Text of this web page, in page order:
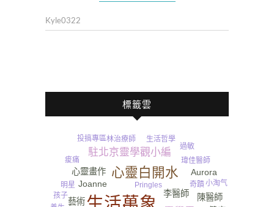
Kyle0322
標籤雲
心靈白開水
駐北京靈學觀小編
李醫師
Joanne
心靈畫作 Aurora
陳醫師
藝術
林治療師
瑋佳醫師
生活哲學
小淘气
孩子
明星
過敏
奇蹟
痠痛
投搞專區
Pringles